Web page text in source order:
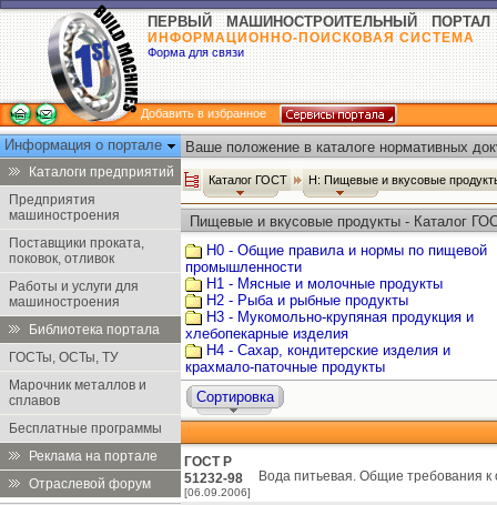
ПЕРВЫЙ МАШИНОСТРОИТЕЛЬНЫЙ ПОРТАЛ
ИНФОРМАЦИОННО-ПОИСКОВАЯ СИСТЕМА
Форма для связи
Добавить в избранное
Информация о портале
Каталоги предприятий
Предприятия
машиностроения
Поставщики проката,
поковок, отливок
Работы и услуги для
машиностроения
Библиотека портала
ГОСТы, ОСТы, ТУ
Марочник металлов и
сплавов
Бесплатные программы
Реклама на портале
Отраслевой форум
Ваше положение в каталоге нормативных
Каталог ГОСТ Н: Пищевые и вкусовые
Пищевые и вкусовые продукты - Каталог
Н0 - Общие правила и нормы по пищевой
промышленности
Н1 - Мясные и молочные продукты
Н2 - Рыба и рыбные продукты
Н3 - Мукомольно-крупяная продукция и
хлебопекарные изделия
Н4 - Сахар, кондитерские изделия и
крахмало-паточные продукты
Сортировка
ГОСТ Р
51232-98
[06.09.2006]
Вода питьевая. Общие требования к